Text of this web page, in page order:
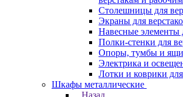
Столешницы для
Экраны для
Навесные элементы
Полки-стенки для
Опоры, тумбы и
Электрика и
Лотки и коврики для
Шкафы металлические
Назад